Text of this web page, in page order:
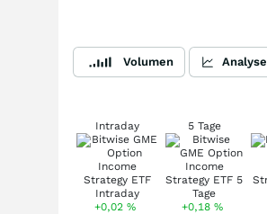
Volumen Analyse
Intraday
+0,02%
5 Tage
+0,18%